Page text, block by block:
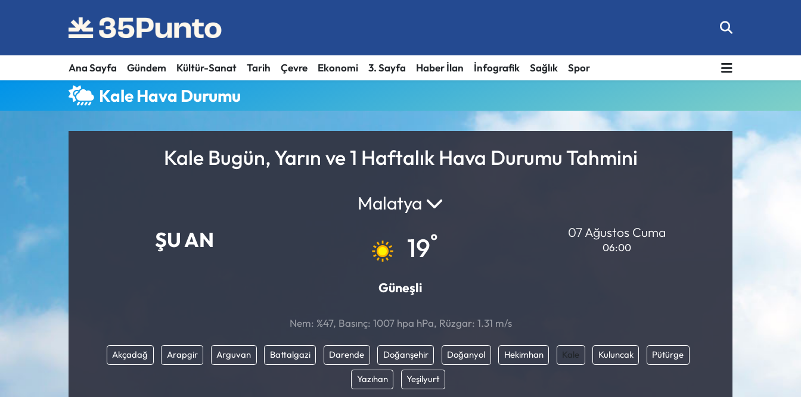
Ana Sayfa Gündem Kültür-Sanat Tarih Çevre Ekonomi 3. Sayfa Haber İlan İnfografik Sağlık Spor
Kale Hava Durumu
Kale Bugün, Yarın ve 1 Haftalık Hava Durumu Tahmini
ŞU AN
Malatya
19°
Güneşli
07 Ağustos Cuma
06:00
Nem: %47, Basınç: 1007 hpa hPa, Rüzgar: 1.31 m/s
Akçadağ Arapgir Arguvan Battalgazi Darende Doğanşehir Doğanyol Hekimhan Kale Kuluncak Pütürge
Yazıhan Yeşilyurt